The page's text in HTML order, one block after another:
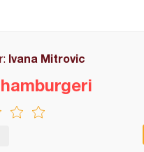
Ivana Mitrovic